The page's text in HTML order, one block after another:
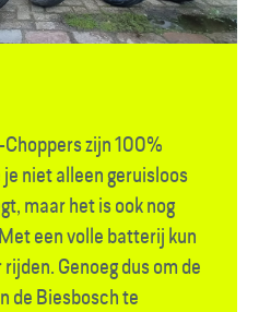
zijn 100%
niet alleen geruisloos
maar het is ook nog
een volle batterij kun
Genoeg dus om de
de Biesbosch te